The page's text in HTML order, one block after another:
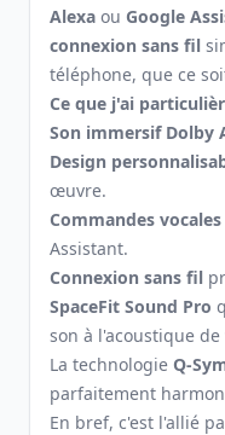
Alexa ou Google
connexion sans fil
téléphone, que ce
Ce que j'ai
Son immersif Dolby
Design
œuvre.
Commandes vocales
Assistant.
Connexion sans fil
SpaceFit Sound Pro
son à l'acoustique
La technologie Q-
parfaitement
En bref, c'est l'allié